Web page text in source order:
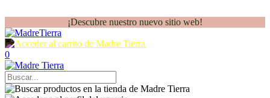
¡Descubre nuestro nuevo sitio web!
0